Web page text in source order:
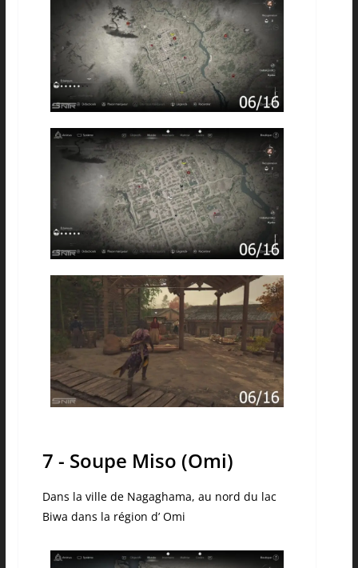
7 - Soupe Miso (Omi)
Dans la ville de Nagaghama, au nord du lac
Biwa dans la région d’ Omi